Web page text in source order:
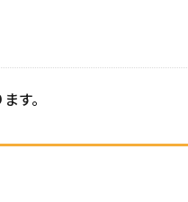
す。